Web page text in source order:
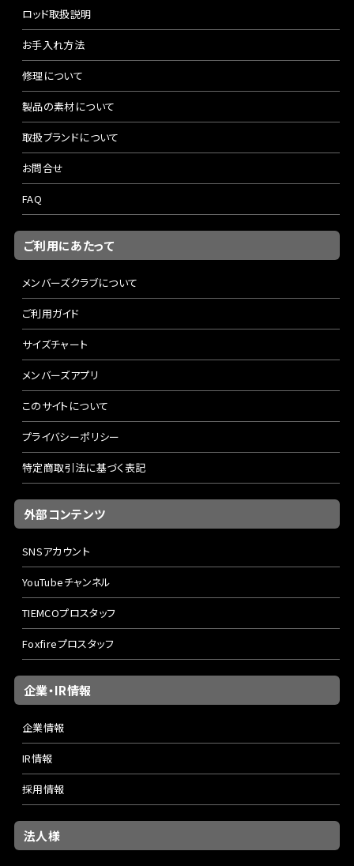
ロッド取扱説明
お手入れ方法
修理について
製品の素材について
取扱ブランドについて
お問合せ
FAQ
ご利用にあたって
メンバーズクラブについて
ご利用ガイド
サイズチャート
メンバーズアプリ
このサイトについて
プライバシーポリシー
特定商取引法に基づく表記
外部コンテンツ
SNSアカウント
YouTubeチャンネル
TIEMCOプロスタッフ
Foxfireプロスタッフ
企業・IR情報
企業情報
IR情報
採用情報
法人様